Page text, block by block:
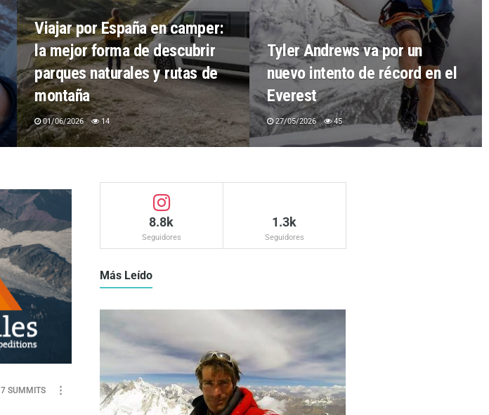
Viajar por España en camper:
la mejor forma de descubrir
parques naturales y rutas de
montaña
01/06/2026 14
Tyler Andrews va por un
nuevo intento de récord en el
Everest
27/05/2026 45
7 SUMMITS
8.8k
Seguidores
1.3k
Seguidores
Más Leído